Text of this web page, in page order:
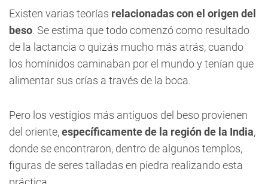
Existen varias teorías relacionadas con el origen del
beso. Se estima que todo comenzó como resultado
de la lactancia o quizás mucho más atrás, cuando
los homínidos caminaban por el mundo y tenían que
alimentar sus crías a través de la boca.
Pero los vestigios más antiguos del beso provienen
del oriente,específicamente de la región de la India,
donde se encontraron, dentro de algunos templos,
figuras de seres talladas en piedra realizando esta